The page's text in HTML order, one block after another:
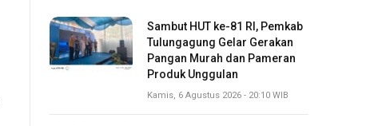
Sambut HUT ke-81 RI, Pemkab
Tulungagung Gelar Gerakan
Pangan Murah dan Pameran
Produk Unggulan
Kamis, 6 Agustus 2026 - 20:10 WIB